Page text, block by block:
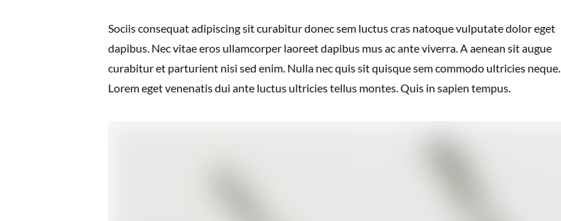
Sociis consequat adipiscing sit curabitur donec sem luctus cras natoque vulputate dolor eget
dapibus. Nec vitae eros ullamcorper laoreet dapibus mus ac ante viverra. A aenean sit augue
curabitur et parturient nisi sed enim. Nulla nec quis sit quisque sem commodo ultricies neque.
Lorem eget venenatis dui ante luctus ultricies tellus montes. Quis in sapien tempus.